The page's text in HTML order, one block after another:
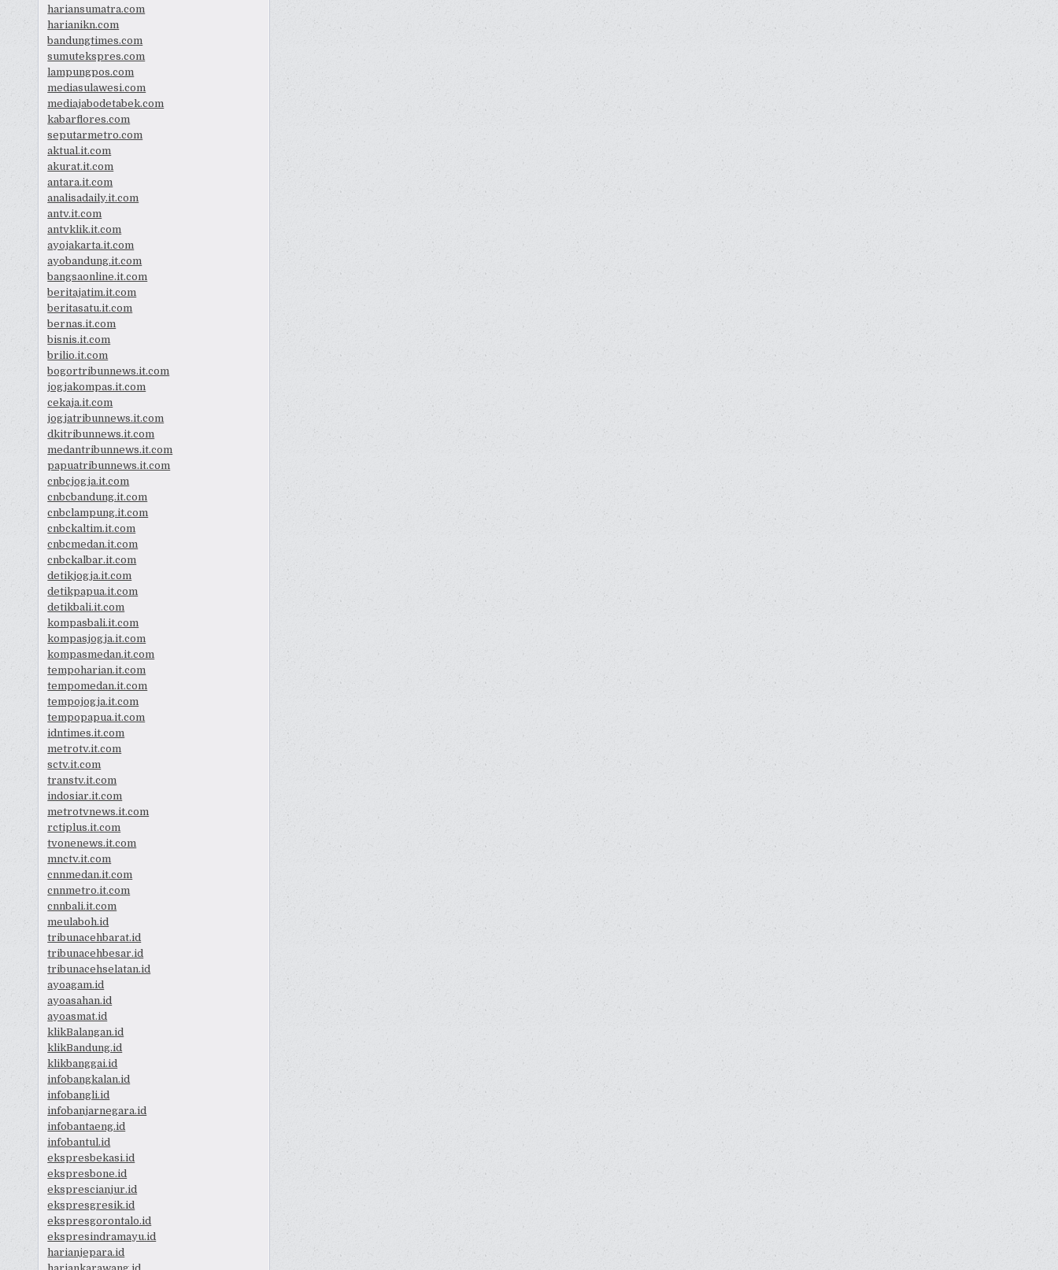
hariansumatra.com
harianikn.com
bandungtimes.com
sumutekspres.com
lampungpos.com
mediasulawesi.com
mediajabodetabek.com
kabarflores.com
seputarmetro.com
aktual.it.com
akurat.it.com
antara.it.com
analisadaily.it.com
antv.it.com
antvklik.it.com
ayojakarta.it.com
ayobandung.it.com
bangsaonline.it.com
beritajatim.it.com
beritasatu.it.com
bernas.it.com
bisnis.it.com
brilio.it.com
bogortribunnews.it.com
jogjakompas.it.com
cekaja.it.com
jogjatribunnews.it.com
dkitribunnews.it.com
medantribunnews.it.com
papuatribunnews.it.com
cnbcjogja.it.com
cnbcbandung.it.com
cnbclampung.it.com
cnbckaltim.it.com
cnbcmedan.it.com
cnbckalbar.it.com
detikjogja.it.com
detikpapua.it.com
detikbali.it.com
kompasbali.it.com
kompasjogja.it.com
kompasmedan.it.com
tempoharian.it.com
tempomedan.it.com
tempojogja.it.com
tempopapua.it.com
idntimes.it.com
metrotv.it.com
sctv.it.com
transtv.it.com
indosiar.it.com
metrotvnews.it.com
rctiplus.it.com
tvonenews.it.com
mnctv.it.com
cnnmedan.it.com
cnnmetro.it.com
cnnbali.it.com
meulaboh.id
tribunacehbarat.id
tribunacehbesar.id
tribunacehselatan.id
ayoagam.id
ayoasahan.id
ayoasmat.id
klikBalangan.id
klikBandung.id
klikbanggai.id
infobangkalan.id
infobangli.id
infobanjarnegara.id
infobantaeng.id
infobantul.id
ekspresbekasi.id
ekspresbone.id
eksprescianjur.id
ekspresgresik.id
ekspresgorontalo.id
ekspresindramayu.id
harianjepara.id